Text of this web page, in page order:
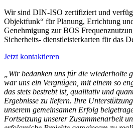
Wir sind DIN-ISO zertifiziert und
Objektfunk“ für Planung, Errichtung
Genehmigung zur BOS
Sicherheits- dienstleisterkarten für das
Jetzt kontaktieren
„Wir bedanken uns für die wiederholte
war uns ein Vergnügen, mit einem so
das stets bestrebt ist, qualitativ und
Ergebnisse zu liefern. Ihre
unserem gemeinsamen Erfolg
Fortsetzung unserer Zusammenarbeit